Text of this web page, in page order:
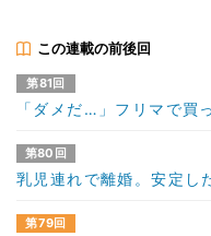
この連載の前後回
第81回
「ダメだ…」フリマで買
第80回
乳児連れで離婚。安定
第79回